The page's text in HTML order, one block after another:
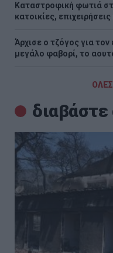
Καταστροφική φωτιά
κατοικίες,
Άρχισε ο τζόγος για
μεγάλο φαβορί, το
ΟΛΕΣ